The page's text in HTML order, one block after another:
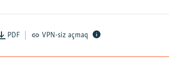
PDF VPN-siz açmaq